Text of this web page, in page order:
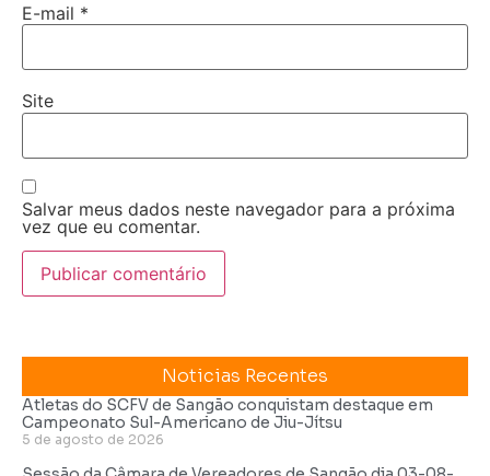
E-mail *
Site
Salvar meus dados neste navegador para a próxima
vez que eu comentar.
Noticias Recentes
Atletas do SCFV de Sangão conquistam destaque em
Campeonato Sul-Americano de Jiu-Jítsu
5 de agosto de 2026